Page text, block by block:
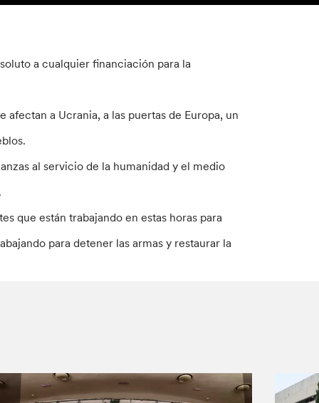
a cualquier financiación para la
a Ucrania, a las puertas de Europa, un
al servicio de la humanidad y el medio
que están trabajando en estas horas para
para detener las armas y restaurar la